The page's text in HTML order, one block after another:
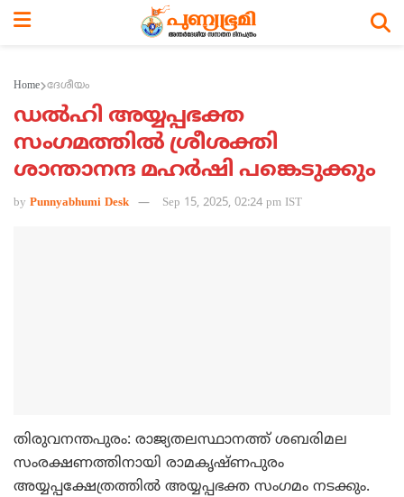
Home ദേശീയം
ഡല്‍ഹി അയ്യപ്പഭക്ത
സംഗമത്തില്‍ ശ്രീശക്തി
ശാന്താനന്ദ മഹര്‍ഷി പങ്കെടുക്കും
by Punnyabhumi Desk Sep 15, 2025, 02:24 pm IST
തിരുവനന്തപുരം: രാജ്യതലസ്ഥാനത്ത് ശബരിമല
സംരക്ഷണത്തിനായി രാമകൃഷ്ണപുരം
അയ്യപ്പക്ഷേത്രത്തില്‍ അയ്യപ്പഭക്ത സംഗമം നടക്കും.